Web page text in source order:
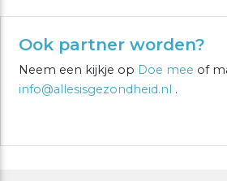
Ook partner worden?
Neem een kijkje op Doe mee of
info@allesisgezondheid.nl .